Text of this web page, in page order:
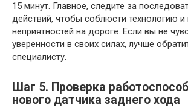
15 минут. Главное, следите за
действий, чтобы соблюсти технологию и
неприятностей на дороге. Если вы не
уверенности в своих силах, лучше
специалисту.
Шаг 5. Проверка
нового датчика заднего хода